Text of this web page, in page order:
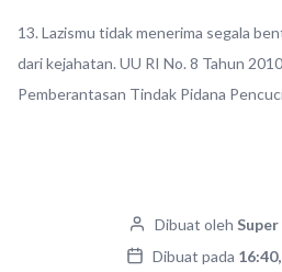
13. Lazismu tidak menerima segala
dari kejahatan. UU RI No. 8 Tahun
Pemberantasan Tindak Pidana
Dibuat oleh
Dibuat pada